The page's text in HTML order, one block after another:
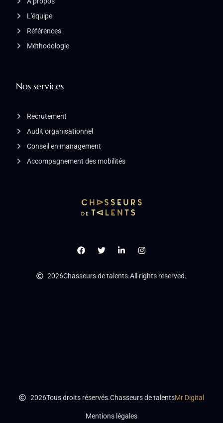
2026Chasseurs de talents.All rights reserved.
Nos services
Recrutement
Audit organisationnel
Conseil en management
Accompagnement des mobilités
L'équipe
Références
Méthodologie
2026Tous droits réservés.Chasseurs de talentsMr Digital
Mentions légales